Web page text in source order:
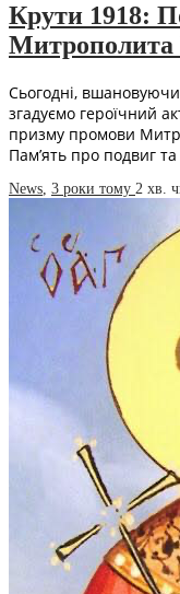
Крути 1918:
Митрополита
Сьогодні,
згадуємо героїчний
призму промови
Пам’ять про подвиг
News, 3 роки тому 2 хв.